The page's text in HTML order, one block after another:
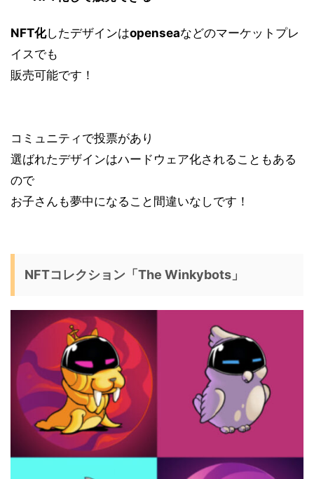
NFT化したデザインはopenseaなどのマーケットプレ
イスでも
販売可能です！
コミュニティで投票があり
選ばれたデザインはハードウェア化されることもある
ので
お子さんも夢中になること間違いなしです！
NFTコレクション「The Winkybots」